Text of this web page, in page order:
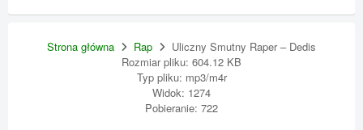
Strona główna Rap
Uliczny Smutny Raper – Dedis
Rozmiar pliku: 604.12 KB
Typ pliku: mp3/m4r
Widok: 1274
Pobieranie: 722